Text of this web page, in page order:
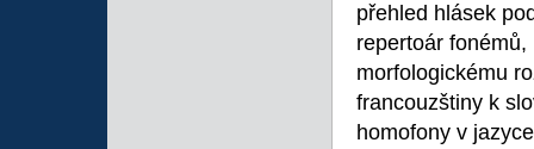
přehled hlásek
repertoár
morfologickému
francouzštiny k
homofony v